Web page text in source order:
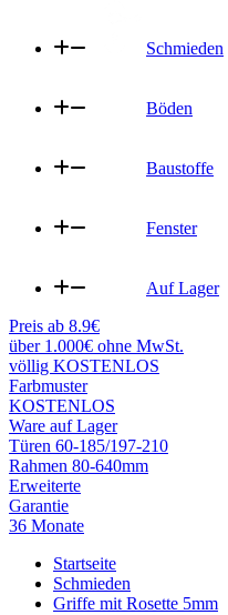
Schmieden
Böden
Baustoffe
Fenster
Auf Lager
Preis ab 8.9€
über 1.000€ ohne MwSt.
völlig KOSTENLOS
Farbmuster
KOSTENLOS
Ware auf Lager
Türen 60-185/197-210
Rahmen 80-640mm
Erweiterte
Garantie
36 Monate
Startseite
Schmieden
Griffe mit Rosette 5mm